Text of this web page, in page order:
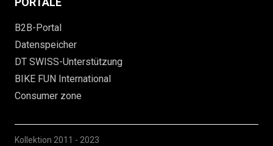
B2B-Portal
Datenspeicher
DT SWISS-Unterstützung
BIKE FUN International
Consumer zone
Kollektion 2011 - 2023